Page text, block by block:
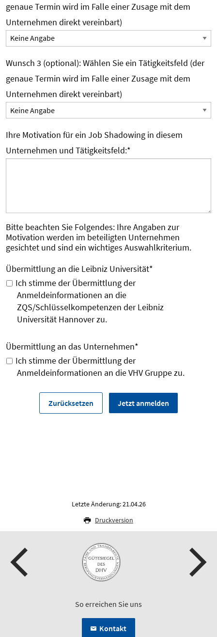
genaue Termin wird im Falle einer Zusage mit dem
Unternehmen direkt vereinbart)
Wunsch 3 (optional): Wählen Sie ein Tätigkeitsfeld (der
genaue Termin wird im Falle einer Zusage mit dem
Unternehmen direkt vereinbart)
Ihre Motivation für ein Job Shadowing in diesem
Unternehmen und Tätigkeitsfeld:*
Bitte beachten Sie Folgendes: Ihre Angaben zur
Motivation werden im beteiligten Unternehmen
gesichtet und sind ein wichtiges Auswahlkriterium.
Übermittlung an die Leibniz Universität*
Ich stimme der Übermittlung der
Anmeldeinformationen an die
ZQS/Schlüsselkompetenzen der Leibniz
Universität Hannover zu.
Übermittlung an das Unternehmen*
Ich stimme der Übermittlung der
Anmeldeinformationen an die VHV Gruppe zu.
Letzte Änderung: 21.04.26
Druckversion
So erreichen Sie uns
Kontakt